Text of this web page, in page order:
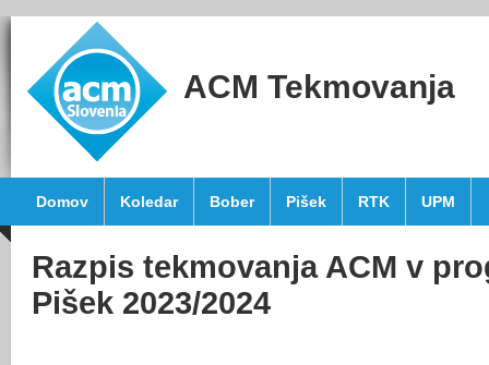
ACM Tekmovanja
Domov Koledar Bober Pišek RTK UPM
Razpis tekmovanja ACM v
Pišek 2023/2024